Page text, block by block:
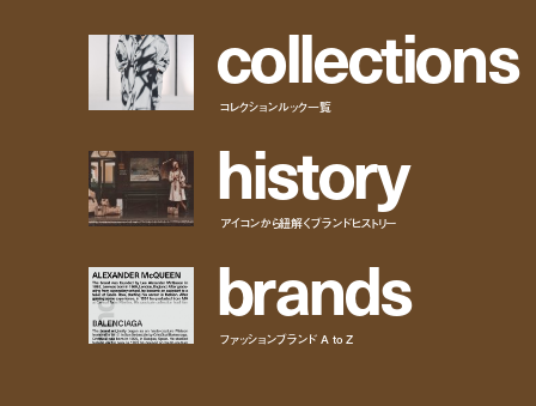
collections
コレクションルック一覧
history
アイコンから紐解くブランドヒストリー
brands
ファッションブランド A to Z